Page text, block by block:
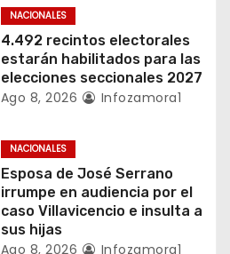
NACIONALES
4.492 recintos electorales
estarán habilitados para las
elecciones seccionales 2027
Ago 8, 2026 Infozamora1
NACIONALES
Esposa de José Serrano
irrumpe en audiencia por el
caso Villavicencio e insulta a
sus hijas
Ago 8, 2026 Infozamora1